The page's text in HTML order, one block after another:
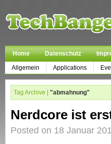
Home Datenschutz
Allgemein
Applications
Tag Archive | "abmahnung"
Nerdcore ist
Posted on 18 Januar